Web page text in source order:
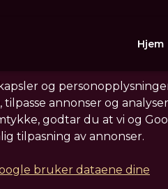
og
annonser og
godtar du at vi og
tilpasning av annonser.
bruker dataene dine
Hjem